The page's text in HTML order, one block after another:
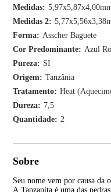
Medidas
Medidas 2
Forma
Asscher Baguete
Cor Predominante
Azul
Pureza
SI
Origem
Tanzânia
Tratamento
Heat
Dureza
7,5
Quantidade
2
Sobre
Seu nome vem por causa da
A Tanzanita é uma das